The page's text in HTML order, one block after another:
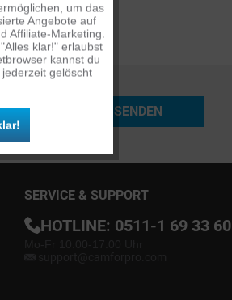
SENDEN
SERVICE & SUPPORT
HOTLINE: 0511-1 69 33 60
Aktiv
Inaktiv
Inaktiv
Inaktiv
um das
Angebote auf
Affiliate-Marketing.
klar!" erlaubst
kannst du
gelöscht